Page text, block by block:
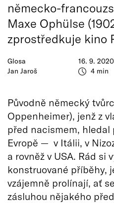
Glosa
Jan Jaroš
16. 9. 2020
4 min
německo-
Maxe Ophülse
zprostředkuje kino
Původně německý
Oppenheimer), jenž z
před nacismem, hledal
Evropě — v Itálii, v
a rovněž v USA. Rád si
konstruované příběhy,
vzájemně prolínají, ať
zásluhou nějakého